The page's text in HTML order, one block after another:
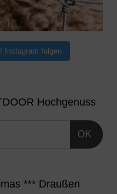
Instagram folgen
Hochgenuss
OK
*** Draußen